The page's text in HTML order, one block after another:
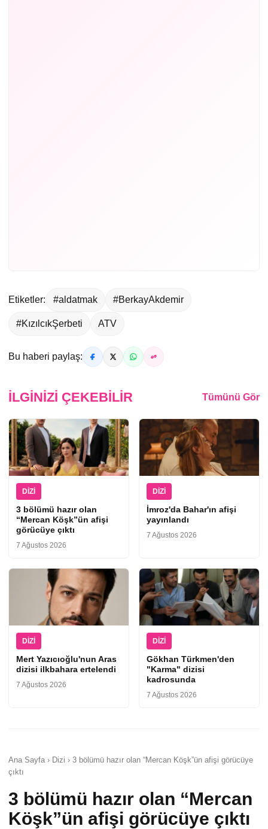
Etiketler: #aldatmak #BerkayAkdemir
#KızılcıkŞerbeti ATV
Bu haberi paylaş:
İLGINIZI ÇEKEBILIR Tümünü Gör
DIZI
3 bölümü hazır olan
“Mercan Köşk”ün afişi
görücüye çıktı
7 Ağustos 2026
DIZI
İmroz'da Bahar'ın afişi
yayınlandı
7 Ağustos 2026
DIZI
Mert Yazıcıoğlu'nun Aras
dizisi ilkbahara ertelendi
7 Ağustos 2026
DIZI
Gökhan Türkmen'den
"Karma" dizisi
kadrosunda
7 Ağustos 2026
Ana Sayfa › Dizi › 3 bölümü hazır olan “Mercan Köşk”ün afişi görücüye
çıktı
3 bölümü hazır olan “Mercan
Köşk”ün afişi görücüye çıktı